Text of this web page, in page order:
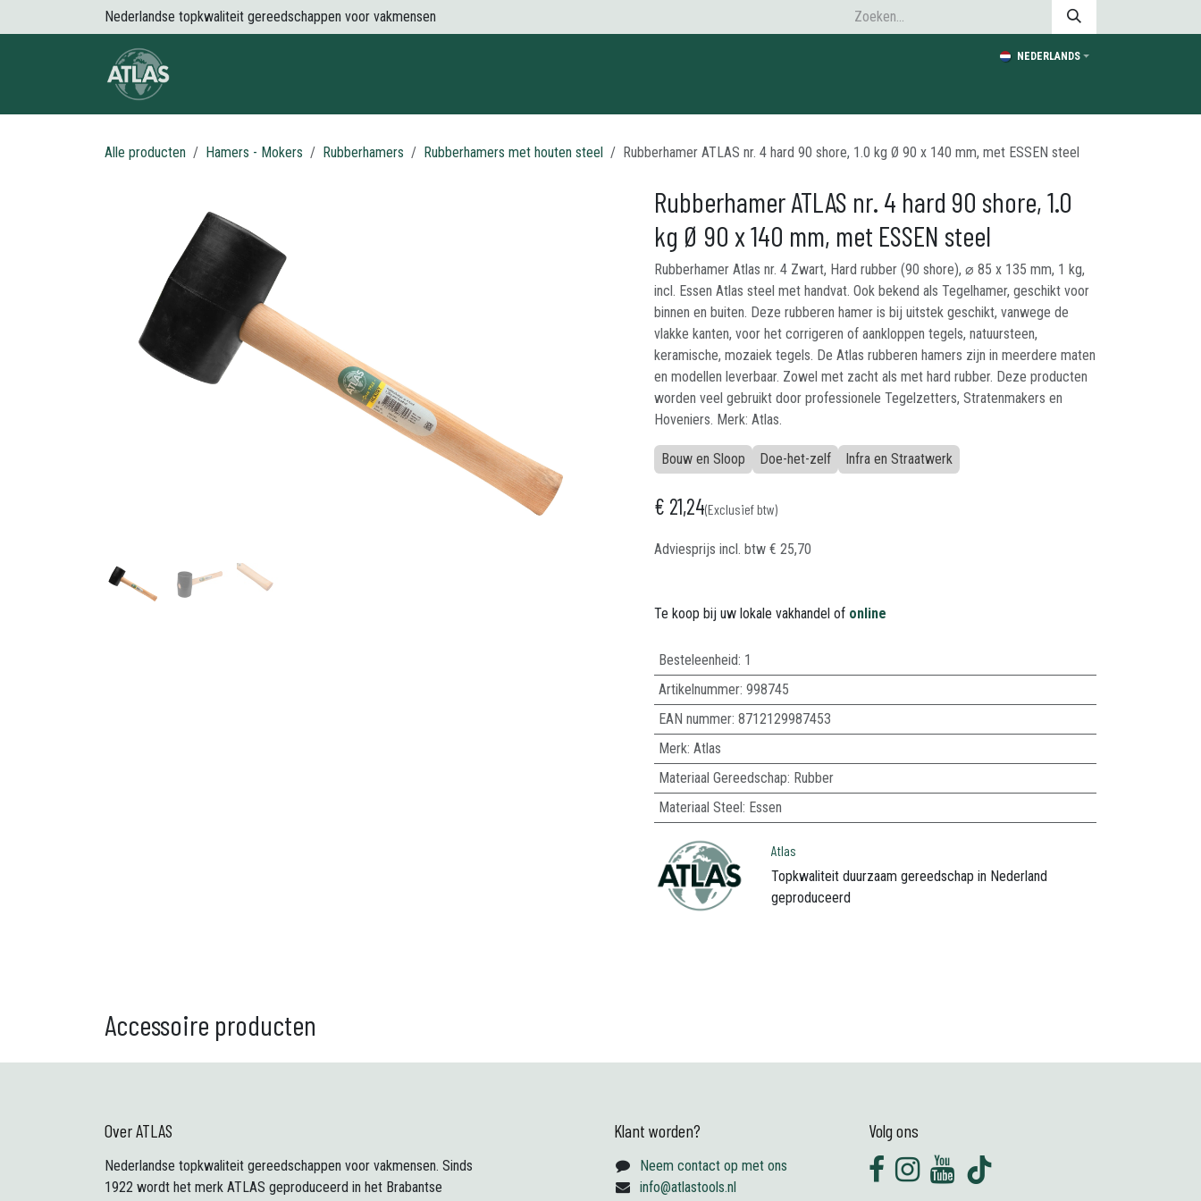
Overslaan naar inhoudNederlandse topkwaliteit gereedschappen voor vakmensen
NEDERLANDS
Alle producten Hamers - Mokers Rubberhamers Rubberhamers met houten steel Rubberhamer ATLAS nr. 4 hard 90 shore, 1.0 kg Ø 90 x 140 mm, met ESSEN steel
Rubberhamer ATLAS nr. 4 hard 90 shore, 1.0
kg Ø 90 x 140 mm, met ESSEN steel
Rubberhamer Atlas nr. 4 Zwart, Hard rubber (90 shore), ⌀ 85 x 135 mm, 1 kg,
incl. Essen Atlas steel met handvat. Ook bekend als Tegelhamer, geschikt voor
binnen en buiten. Deze rubberen hamer is bij uitstek geschikt, vanwege de
vlakke kanten, voor het corrigeren of aankloppen tegels, natuursteen,
keramische, mozaiek tegels. De Atlas rubberen hamers zijn in meerdere maten
en modellen leverbaar. Zowel met zacht als met hard rubber. Deze producten
worden veel gebruikt door professionele Tegelzetters, Stratenmakers en
Hoveniers. Merk: Atlas.
Bouw en Sloop Doe-het-zelf Infra en Straatwerk
€ 21,24(Exclusief btw)
Adviesprijs incl. btw € 25,70
Te koop bij uw lokale vakhandel of online
Besteleenheid: 1
Artikelnummer: 998745
EAN nummer: 8712129987453
Merk: Atlas
Materiaal Gereedschap: Rubber
Materiaal Steel: Essen
Atlas
Topkwaliteit duurzaam gereedschap in Nederland
geproduceerd
Accessoire producten
Over ATLAS
Nederlandse topkwaliteit gereedschappen voor vakmensen. Sinds
1922 wordt het merk ATLAS geproduceerd in het Brabantse
Klant worden?
Neem contact op met ons
info@atlastools.nl
Volg ons